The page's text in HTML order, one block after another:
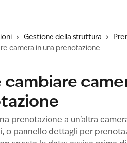
Gestione della struttura
camera in una prenotazione
cambiare
prenotazione a un'altra
o pannello dettagli per